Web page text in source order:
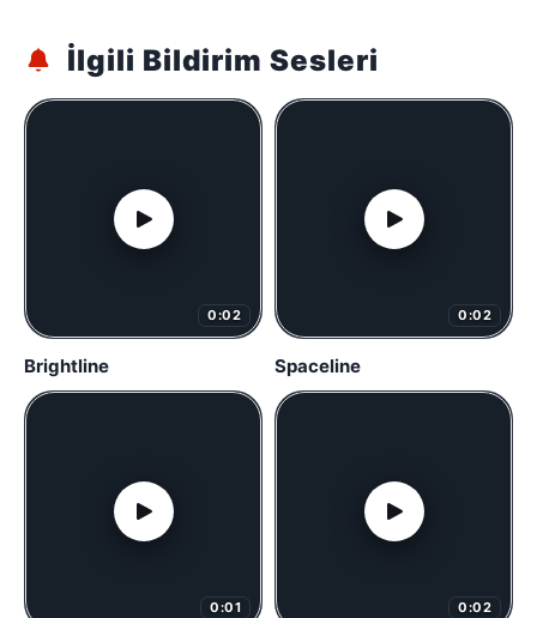
İlgili Bildirim Sesleri
0:02
Brightline
0:02
Spaceline
0:01 0:02